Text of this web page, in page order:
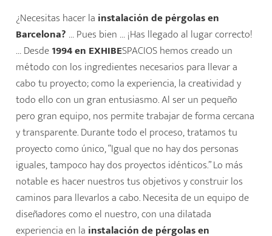
¿Necesitas hacer la instalación de pérgolas en
Barcelona? … Pues bien … ¡Has llegado al lugar correcto!
… Desde1994 en EXHIBESPACIOS hemos creado un
método con los ingredientes necesarios para llevar a
cabo tu proyecto; como la experiencia, la creatividad y
todo ello con un gran entusiasmo. Al ser un pequeño
pero gran equipo, nos permite trabajar de forma cercana
y transparente. Durante todo el proceso, tratamos tu
proyecto como único, “Igual que no hay dos personas
iguales, tampoco hay dos proyectos idénticos.” Lo más
notable es hacer nuestros tus objetivos y construir los
caminos para llevarlos a cabo. Necesita de un equipo de
diseñadores como el nuestro, con una dilatada
experiencia en la instalación de pérgolas en